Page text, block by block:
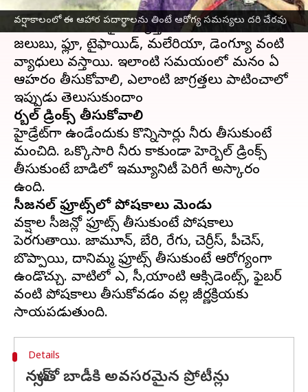
వర్షాకాలంలో ఈ ఆహార పదార్థాలను తింటే ఆరోగ్య సమస్యలు దరి చేరవు
వర్షాకాలంలో సీజనల్ వ్యాధులు ప్రబలే అవకాశం ఉంది.
ఆ సమయంలో సరైన జాగ్రత్తలు తీసుకోకపోతే
జలుబు, ఫ్లూ, టైఫాయిడ్, మలేరియా, డెంగ్యూ వంటి
వ్యాధులు వస్తాయి. ఇలాంటి సమయంలో మనం ఏ
ఆహరం తీసుకోవాలి, ఎలాంటి జాగ్రత్తలు పాటించాలో
హెర్బల్ డ్రింక్స్ తీసుకోవాలి
హైడ్రేట్‌గా ఉండేందుకు కొన్నిసార్లు నీరు తీసుకుంటే
మంచిది. ఒక్కొసారి నీరు కాకుండా హెర్బెల్ డ్రింక్స్
తీసుకుంటే బాడిలో ఇమ్యూనిటీ పెరిగే అస్కారం
సీజనల్ ఫ్రూట్స్‌లో పోషకాలు మెండు
వర్షాకాల సీజన్లో ఫ్రూట్స్ తీసుకుంటే పోషకాలు
పెరగుతాయి. జామూన్, బేరి, రేగు, చెర్రీస్, పీచెస్,
బొప్పాయి, దానిమ్మ ఫ్రూట్స్ తీసుకుంటే ఆరోగ్యంగా
ఉండొచ్చు. వాటిలో ఎ, సీ,యాంటి ఆక్సిడెంట్స్, ఫైబర్
వంటి పోషకాలు తీసుకోవడం వల్ల జీర్ణక్రియకు
Details
నట్స్‌తో బాడీకి అవసరమైన ప్రోటీన్లు